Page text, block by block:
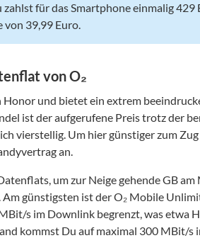
für das Smartphone einmalig 429
39,99 Euro.
von O₂
und bietet ein extrem
ist der aufgerufene Preis trotz der
vierstellig. Um hier günstiger zum Zug
an.
um zur Neige gehende GB
günstigsten ist der O₂ Mobile
s im Downlink begrenzt, was etwa
kommst Du auf maximal 300 MBit/s